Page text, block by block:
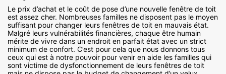
Le prix d’achat et le coût de pose d’une nouvelle fenêtre de toit
est assez cher. Nombreuses familles ne disposent pas le moyen
suffisant pour changer leurs fenêtres de toit en mauvais état.
Malgré leurs vulnérabilités financières, chaque être humain
mérite de vivre dans un endroit en parfait état avec un strict
minimum de confort. C’est pour cela que nous donnons tous
ceux qui est à notre pouvoir pour venir en aide les familles qui
sont victime de dysfonctionnement de leurs fenêtres de toit